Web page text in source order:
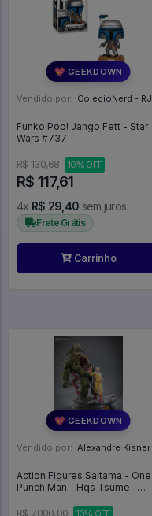
💖 GEEKDOWN
Vendido por: ColecioNerd - RJ
Funko Pop! Jango Fett - Star
Wars #737
R$ 130,68 10% OFF
R$ 117,61
4x R$ 29,40 sem juros
Frete Grátis
Carrinho
💖 GEEKDOWN
Vendido por: Alexandre Kisner - PR
Action Figures Saitama - One
Punch Man - Hqs Tsume -
R$ 7.000,00
10% OFF